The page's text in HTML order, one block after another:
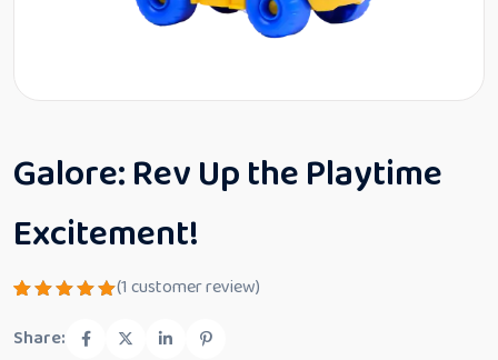
Galore: Rev Up the Playtime
Excitement!
5.00
out
of 5
(1 customer review)
Share: